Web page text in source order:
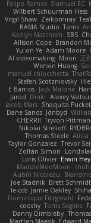
Felipe Ramos Slamuel EC
Wilbert Schuurman Hess
Virgil Shaw Zeikomiray
BAMA Studio Toms
Kaitlyn Matchem
SBS
Allison Cope Brandon
Yu xin Ye Adam Moore
AI videomaking Moon 正
Wenxin Huang
manuel chiocchetta
Stefan Scotzniovsky
E Barrios Jack Malone
Jarod Dinki Alexey
Jacob Mars Shaquita
Dane Sands Jdnbyd
CHERRII Tryvon Pittman
Nikolai Strelioff
Thomas Steele Alicia
Taylor Gonzalez Trevor
Zoltán Simon
Loris Olivier Erwin
MaddieMooMoon
Aubin Nicoleau
Joe Stadnik Brett Schmidt
le-cds Jamie Oakley
Dominique Fitzgerald
cooshy Toms Seglins
Danny Dimbleby
Martten Maasik Edward